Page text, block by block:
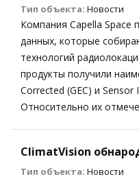
Тип объекта: Новости
Компания Capella Space
данных, которые
технологий
продукты получили
Corrected (GEC) и
Относительно их
ClimatVision
Тип объекта: Новости